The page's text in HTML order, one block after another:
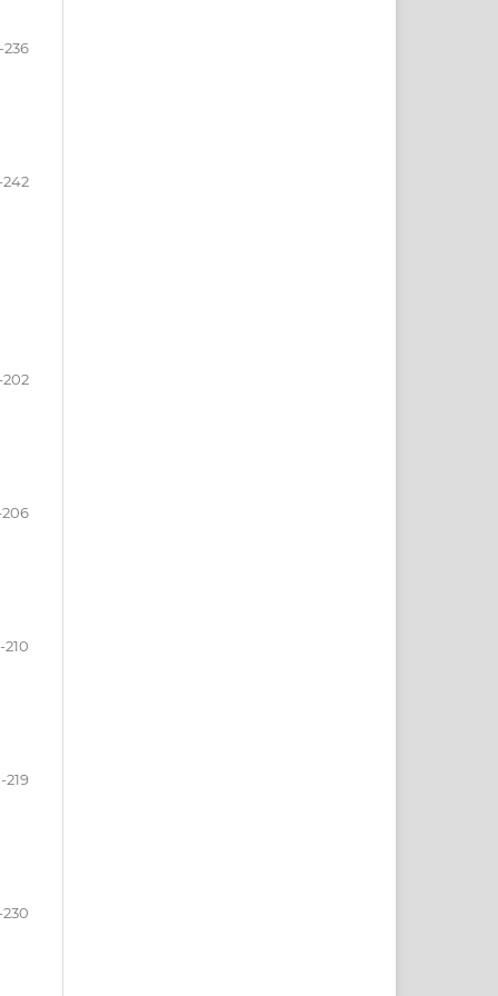
236
242
202
210
219
230